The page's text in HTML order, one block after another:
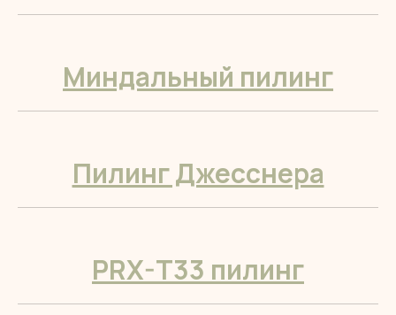
Миндальный пилинг
Пилинг Джесснера
PRX-T33 пилинг